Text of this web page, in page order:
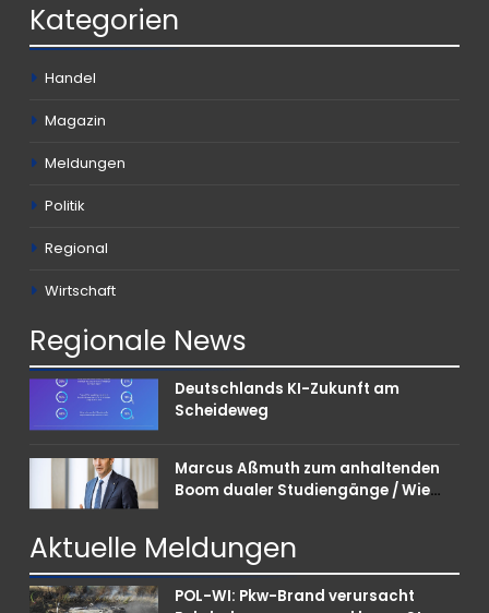
Kategorien
Handel
Magazin
Meldungen
Politik
Regional
Wirtschaft
Regionale News
Deutschlands KI-Zukunft am
Scheideweg
Marcus Aßmuth zum anhaltenden
Boom dualer Studiengänge / Wie
punkten können
Aktuelle Meldungen
POL-WI: Pkw-Brand verursacht